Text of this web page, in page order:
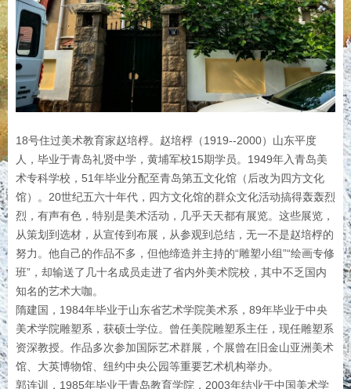
18号住过美术教育家赵培桴。赵培桴（1919--2000）山东平度
人，毕业于青岛礼贤中学，黄埔军校15期学员。1949年入青岛美
术专科学校，51年毕业分配至青岛第五文化馆（后改为四方文化
馆）。20世纪五六十年代，四方文化馆的群众文化活动搞得轰轰烈
烈，有声有色，特别是美术活动，几乎天天都有展览。这些展览，
从策划到选材，从宣传到布展，从参观到总结，无一不是赵培桴的
努力。他自己的作品不多，但他缔造并主持的“雕塑小组”“绘画专修
班”，却输送了几十名成员走进了省内外美术院校，其中不乏国内
知名的艺术大咖。
隋建国，1984年毕业于山东省艺术学院美术系，89年毕业于中央
美术学院雕塑系，获硕士学位。曾任美院雕塑系主任，现任雕塑系
资深教授。作品多次参加国际艺术群展，个展曾在旧金山亚洲美术
馆、大英博物馆、纽约中央公园等重要艺术机构举办。
郭连训，1985年毕业于青岛教育学院，2003年结业于中国美术学